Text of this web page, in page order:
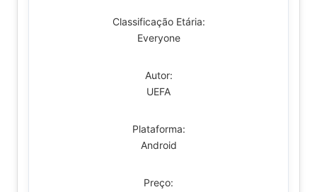
Classificação Etária:
Everyone
Autor:
UEFA
Plataforma:
Android
Preço: